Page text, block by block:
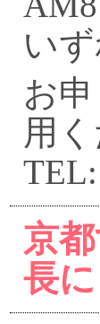
い
お
用く
京
長